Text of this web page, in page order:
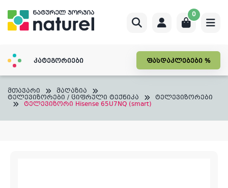
content
0
კატეგორიები ფასდაკლებები %
მთავარი მაღაზია
ტელევიზორები / ციფრული ტექნიკა ტელევიზორები
ტელევიზორი Hisense 65U7NQ (smart)